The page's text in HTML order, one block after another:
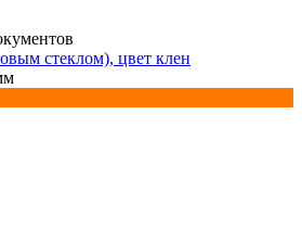
стеклом), цвет клен